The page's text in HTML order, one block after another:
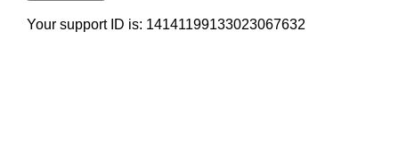
Your support ID is: 14141199133023067632